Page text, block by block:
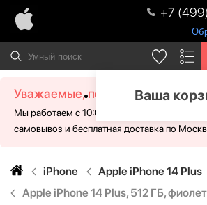
+7
Ваша
Уважаемые, посетители!
Мы работаем с 10:00 - 21:00 без выходных.
самовывоз и бесплатная доставка по
iPhone
Apple iPhone 14 Plus
Apple iPhone 14 Plus, 512 ГБ,